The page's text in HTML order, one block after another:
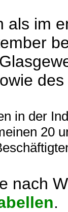
als im
in der
20
nach
.